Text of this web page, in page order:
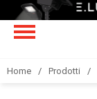
Home Prodotti